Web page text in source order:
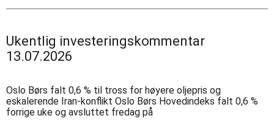
Ukentlig investeringskommentar
13.07.2026
Oslo Børs falt 0,6 % til tross for høyere oljepris og
eskalerende Iran-konflikt Oslo Børs Hovedindeks falt 0,6 %
forrige uke og avsluttet fredag på